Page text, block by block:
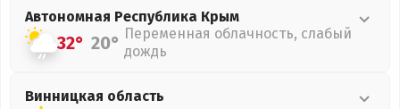
Автономная Республика Крым
32° 20° Переменная облачность, слабый
дождь
Винницкая область